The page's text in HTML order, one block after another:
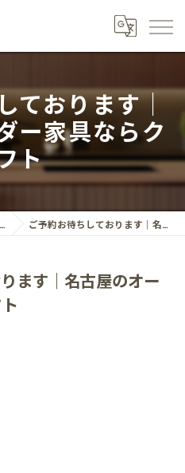
ております｜
ー家具ならク
ト
ご予約お待ちしております｜名古屋のオーダー家具ならクラフト
ます｜名古屋のオー